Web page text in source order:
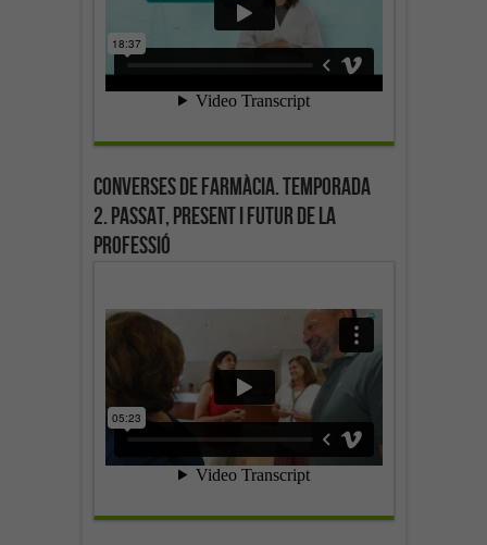
Converses de farmàcia. Temporada
2. Passat, present i futur de la
professió